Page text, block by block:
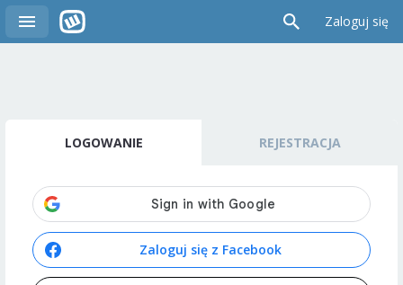
Zaloguj się
LOGOWANIE REJESTRACJA
Zaloguj się z Facebook